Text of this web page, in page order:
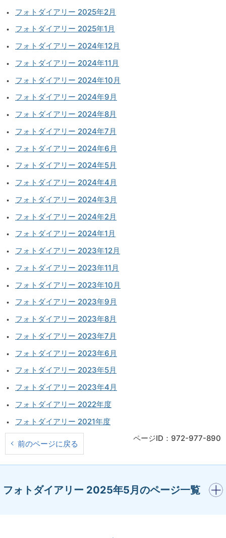
フォトダイアリー 2025年2月
フォトダイアリー 2025年1月
フォトダイアリー 2024年12月
フォトダイアリー 2024年11月
フォトダイアリー 2024年10月
フォトダイアリー 2024年9月
フォトダイアリー 2024年8月
フォトダイアリー 2024年7月
フォトダイアリー 2024年6月
フォトダイアリー 2024年5月
フォトダイアリー 2024年4月
フォトダイアリー 2024年3月
フォトダイアリー 2024年2月
フォトダイアリー 2024年1月
フォトダイアリー 2023年12月
フォトダイアリー 2023年11月
フォトダイアリー 2023年10月
フォトダイアリー 2023年9月
フォトダイアリー 2023年8月
フォトダイアリー 2023年7月
フォトダイアリー 2023年6月
フォトダイアリー 2023年5月
フォトダイアリー 2023年4月
フォトダイアリー 2022年度
フォトダイアリー 2021年度
前のページに戻る
ページID：972-977-890
フォトダイアリー 2025年5月のページ一覧
開く